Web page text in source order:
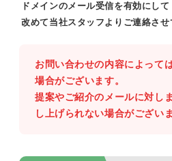
ドメインのメール受信を有効にして
改めて当社スタッフよりご連絡させ
お問い合わせの内容によって
場合がございます。
提案やご紹介のメールに対し
し上げられない場合がございま